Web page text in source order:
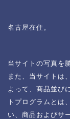
名古屋在住。
当サイトの写真を
また、当サイトは
よって、商品並び
トプログラムとは
い、商品およびサ